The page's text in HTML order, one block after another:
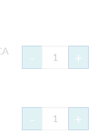
- +
- +